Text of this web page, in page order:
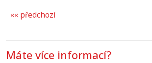
«« předchozí
Máte více informací?